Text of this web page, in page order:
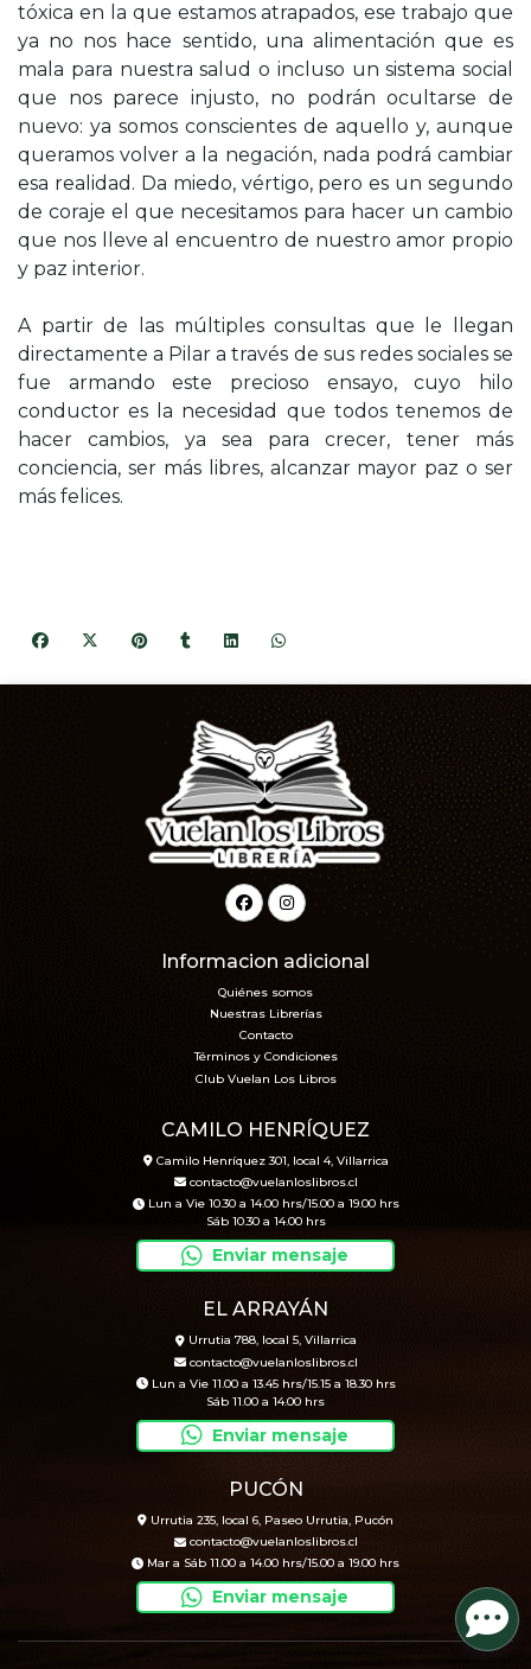
tóxica en la que estamos atrapados, ese trabajo que
ya no nos hace sentido, una alimentación que es
mala para nuestra salud o incluso un sistema social
que nos parece injusto, no podrán ocultarse de
nuevo: ya somos conscientes de aquello y, aunque
queramos volver a la negación, nada podrá cambiar
esa realidad. Da miedo, vértigo, pero es un segundo
de coraje el que necesitamos para hacer un cambio
que nos lleve al encuentro de nuestro amor propio
y paz interior.
A partir de las múltiples consultas que le llegan
directamente a Pilar a través de sus redes sociales se
fue armando este precioso ensayo, cuyo hilo
conductor es la necesidad que todos tenemos de
hacer cambios, ya sea para crecer, tener más
conciencia, ser más libres, alcanzar mayor paz o ser
más felices.
Informacion adicional
Quiénes somos
Nuestras Librerías
Contacto
Términos y Condiciones
Club Vuelan Los Libros
CAMILO HENRÍQUEZ
Camilo Henríquez 301, local 4, Villarrica
contacto@vuelanloslibros.cl
Lun a Vie 10.30 a 14.00 hrs/15.00 a 19.00 hrs
Sáb 10.30 a 14.00 hrs
Enviar mensaje
EL ARRAYÁN
Urrutia 788, local 5, Villarrica
contacto@vuelanloslibros.cl
Lun a Vie 11.00 a 13.45 hrs/15.15 a 18.30 hrs
Sáb 11.00 a 14.00 hrs
Enviar mensaje
PUCÓN
Urrutia 235, local 6, Paseo Urrutia, Pucón
contacto@vuelanloslibros.cl
Mar a Sáb 11.00 a 14.00 hrs/15.00 a 19.00 hrs
Enviar mensaje